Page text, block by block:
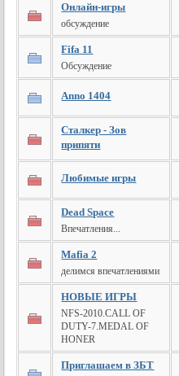
Онлайн-игры
обсуждение
Fifa 11
Обсуждение
Anno 1404
Сталкер - Зов
припяти
Любимые игры
Dead Space
Впечатления...
Mafia 2
делимся впечатлениями
НОВЫЕ ИГРЫ
NFS-2010.CALL OF
DUTY-7.MEDAL OF
HONER
Приглашаем в ЗБТ